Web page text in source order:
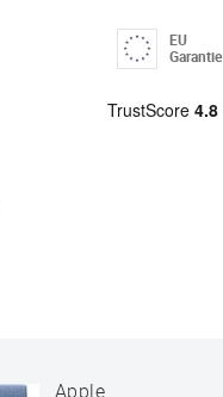
EU
Garantie
Apple